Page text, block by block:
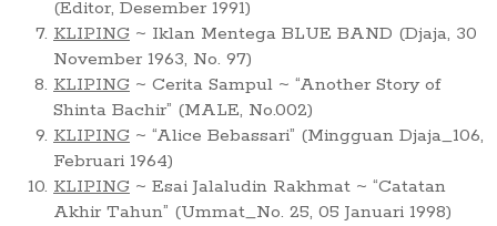
(Editor, Desember 1991)
KLIPING ~ Iklan Mentega BLUE BAND (Djaja, 30
November 1963, No. 97)
KLIPING ~ Cerita Sampul ~ “Another Story of
Shinta Bachir” (MALE, No.002)
KLIPING ~ “Alice Bebassari” (Mingguan Djaja_106,
Februari 1964)
KLIPING ~ Esai Jalaludin Rakhmat ~ “Catatan
Akhir Tahun” (Ummat_No. 25, 05 Januari 1998)